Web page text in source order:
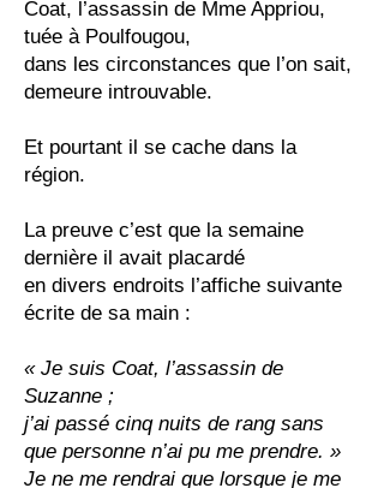
Coat, l’assassin de Mme Appriou,
tuée à Poulfougou,
dans les circonstances que l’on sait,
demeure introuvable.
Et pourtant il se cache dans la
région.
La preuve c’est que la semaine
dernière il avait placardé
en divers endroits l’affiche suivante
écrite de sa main :
« Je suis Coat, l’assassin de
Suzanne ;
j’ai passé cinq nuits de rang sans
que personne n’ai pu me prendre. »
Je ne me rendrai que lorsque je me